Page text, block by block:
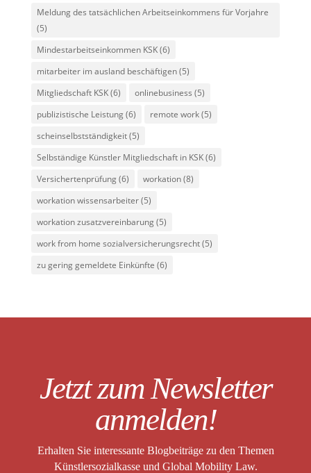
Meldung des tatsächlichen Arbeitseinkommens für Vorjahre
(5)
Mindestarbeitseinkommen KSK(6)
mitarbeiter im ausland beschäftigen(5)
Mitgliedschaft KSK(6) onlinebusiness (5)
publizistische Leistung(6) remote work(5)
scheinselbstständigkeit(5)
Selbständige Künstler Mitgliedschaft in KSK(6)
Versichertenprüfung(6) workation(8)
workation wissensarbeiter(5)
workation zusatzvereinbarung(5)
work from home sozialversicherungsrecht(5)
zu gering gemeldete Einkünfte (6)
Jetzt zum Newsletter
anmelden!
Erhalten Sie interessante Blogbeiträge zu den Themen
Künstlersozialkasse und Global Mobility Law.